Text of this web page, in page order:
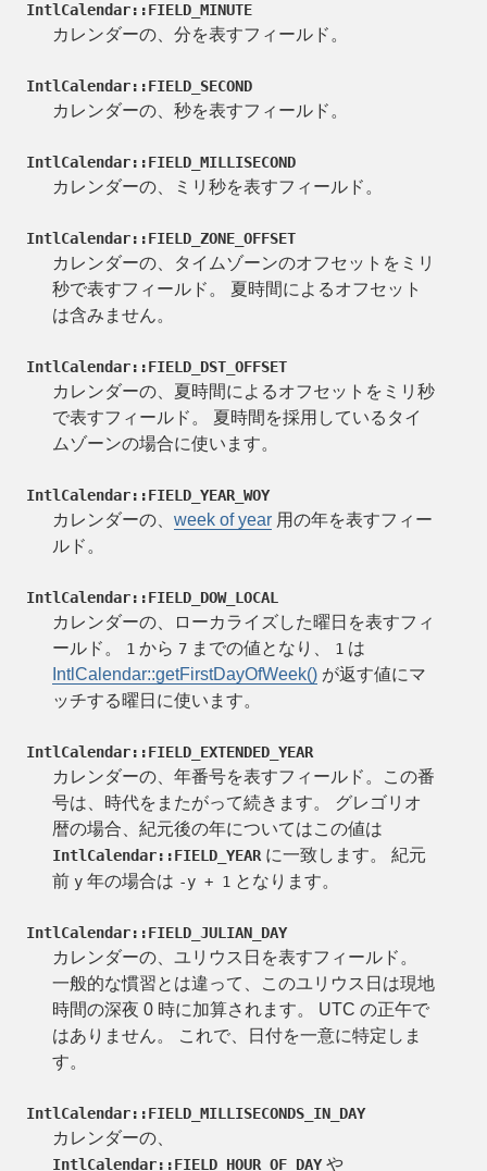
IntlCalendar::FIELD_MINUTE
カレンダーの、分を表すフィールド。
IntlCalendar::FIELD_SECOND
カレンダーの、秒を表すフィールド。
IntlCalendar::FIELD_MILLISECOND
カレンダーの、ミリ秒を表すフィールド。
IntlCalendar::FIELD_ZONE_OFFSET
カレンダーの、タイムゾーンのオフセットをミリ
秒で表すフィールド。 夏時間によるオフセット
は含みません。
IntlCalendar::FIELD_DST_OFFSET
カレンダーの、夏時間によるオフセットをミリ秒
で表すフィールド。 夏時間を採用しているタイ
ムゾーンの場合に使います。
IntlCalendar::FIELD_YEAR_WOY
カレンダーの、 week of year 用の年を表すフィー
ルド。
IntlCalendar::FIELD_DOW_LOCAL
カレンダーの、ローカライズした曜日を表すフィ
ールド。 1 から 7 までの値となり、 1 は
IntlCalendar::getFirstDayOfWeek() が返す値にマ
ッチする曜日に使います。
IntlCalendar::FIELD_EXTENDED_YEAR
カレンダーの、年番号を表すフィールド。この番
号は、時代をまたがって続きます。 グレゴリオ
暦の場合、紀元後の年についてはこの値は
IntlCalendar::FIELD_YEAR に一致します。 紀元
前 y 年の場合は -y + 1 となります。
IntlCalendar::FIELD_JULIAN_DAY
カレンダーの、ユリウス日を表すフィールド。
一般的な慣習とは違って、このユリウス日は現地
時間の深夜 0 時に加算されます。 UTC の正午で
はありません。 これで、日付を一意に特定しま
す。
IntlCalendar::FIELD_MILLISECONDS_IN_DAY
カレンダーの、
IntlCalendar::FIELD_HOUR_OF_DAYや